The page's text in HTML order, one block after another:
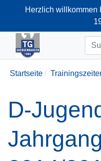
Herzlich willkommen
Startseite
D-